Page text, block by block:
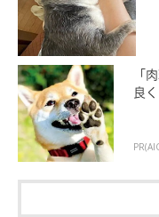
別の日 お散歩中でご機嫌な
＠i_n_u_k_u_n
飼い主さんには、“いぬ
ついてもお聞きしました。
飼い主さん：
「モコモコしたぬいぐ
「
良